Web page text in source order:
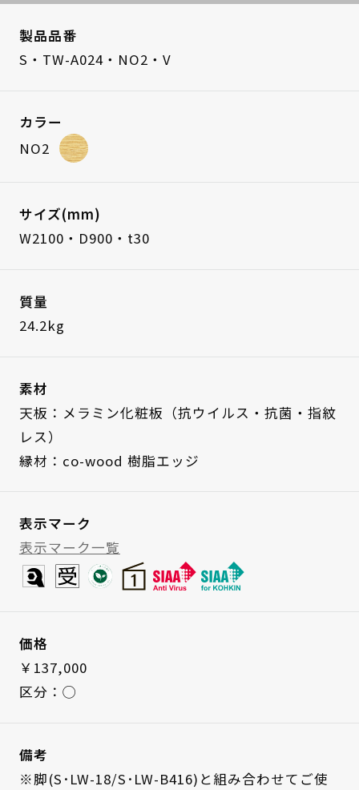
製品品番
S・TW-A024・NO2・V
カラー
NO2
サイズ(mm)
W2100・D900・t30
質量
24.2kg
素材
天板：メラミン化粧板（抗ウイルス・抗菌・指紋
レス）
縁材：co-wood 樹脂エッジ
表示マーク
表示マーク一覧
価格
￥137,000
区分：◯
備考
※脚(S･LW-18/S･LW-B416)と組み合わせてご使